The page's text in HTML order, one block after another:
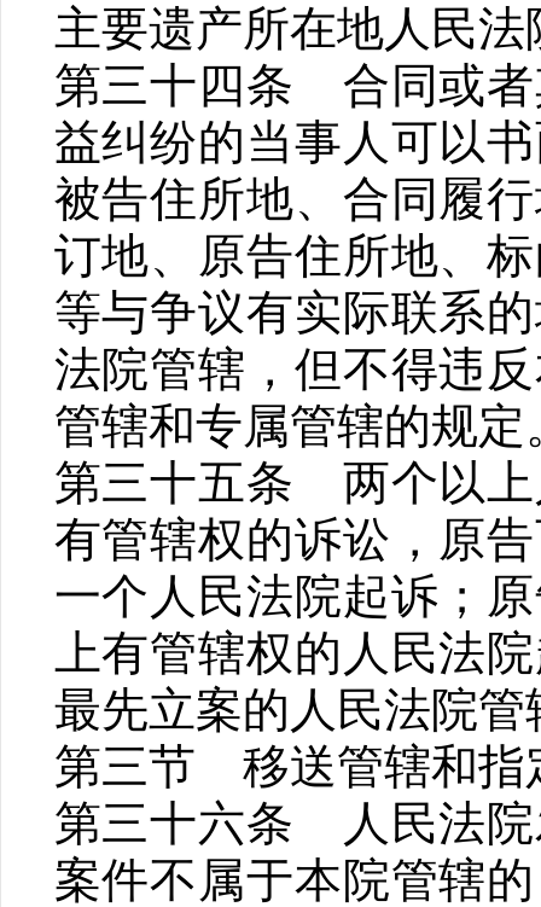
主要遗产所在地人民法
第三十四条 合同或者
益纠纷的当事人可以
被告住所地、合同履
订地、原告住所地、
等与争议有实际联系
法院管辖，但不得违
管辖和专属管辖的规定
第三十五条 两个以上
有管辖权的诉讼，原
一个人民法院起诉；
上有管辖权的人民法
最先立案的人民法院管
第三节 移送管辖和指
第三十六条 人民法院
案件不属于本院管辖